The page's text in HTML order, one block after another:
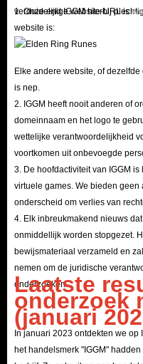
In de winkel kopen: De
beste ervaring met de minste
Of je nu een ervaren MMO-
gekomen met MMORPG, het is
Quinfall Gold Coins te kopen
Stappen om de
IGGM.com te krijgen
Bezoek IGGM.com.
Voer The Quinfall in het
aangeboden gouden munten.
Selecteer het aantal gouden
kopen.
Vul de relevante gebruikers-
verduidelijkt IGGM hierbij
1. Onze enige website-URL is
website is:
Elke andere website, of
is nep.
2. IGGM heeft nooit anderen of
domeinnaam en het logo te
wettelijke verantwoordelijkheid
voortkomen uit onbevoegde
3. De hoofdactiviteit van IGGM
virtuele games. We bieden
onderscheid om verlies van
4. Elk inbreukmakend nieuws
onmiddellijk worden stopgezet.
bewijsmateriaal verzameld en
nemen om de juridische
onderzoeken.
Laatste
onderzoek
(januari
In januari 2023 ontdekten we op
het handelsmerk "IGGM"